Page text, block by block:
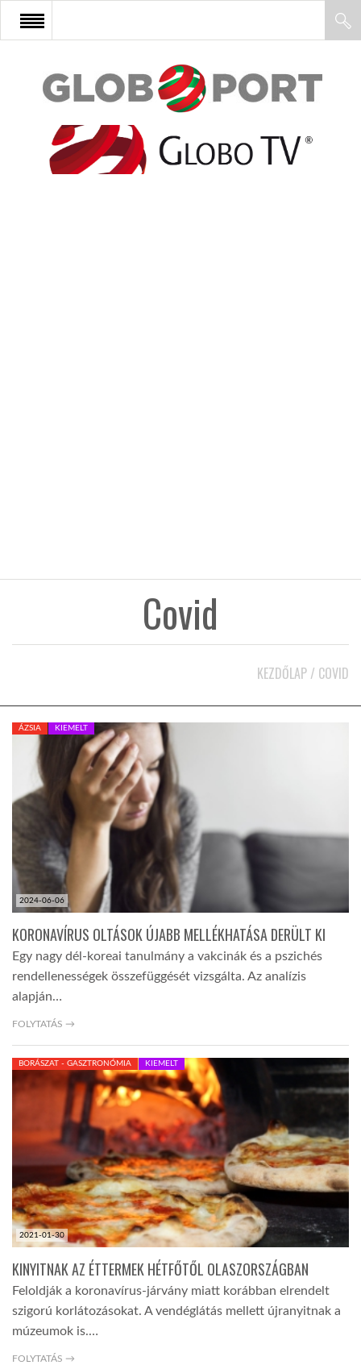
FŐOLDAL
AFRIKA
HÍR3D
TROPICALMAGAZIN
GLOBOTV
AFRIKA TUDÁSTÁR
A NAP SZÉPE
LINKTR.EE
DOBRAVERO.HU
LATIMO.HU
GLOBOBOOK
Covid
KEZDŐLAP / COVID
2024-06-06
ÁZSIA KIEMELT
KORONAVÍRUS OLTÁSOK ÚJABB MELLÉKHATÁSA DERÜLT KI
Egy nagy dél-koreai tanulmány a vakcinák és a pszichés
rendellenességek összefüggését vizsgálta. Az analízis
alapján…
FOLYTATÁS →
2021-01-30
BORÁSZAT - GASZTRONÓMIA KIEMELT
KINYITNAK AZ ÉTTERMEK HÉTFŐTŐL OLASZORSZÁGBAN
Feloldják a koronavírus-járvány miatt korábban elrendelt
szigorú korlátozásokat. A vendéglátás mellett újranyitnak a
múzeumok is.…
FOLYTATÁS →